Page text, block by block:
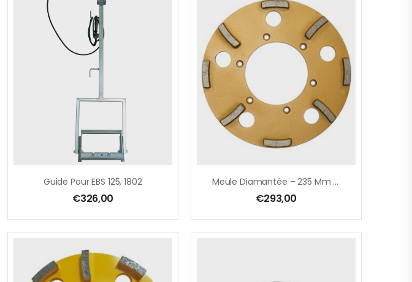
Guide Pour EBS 125, 1802
€326,00
Meule Diamantée – 235 Mm – Pour EBS 235.1 – Concrete – GOLD
€293,00